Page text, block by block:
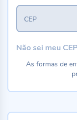
CEP
Não sei meu CEP
As formas de